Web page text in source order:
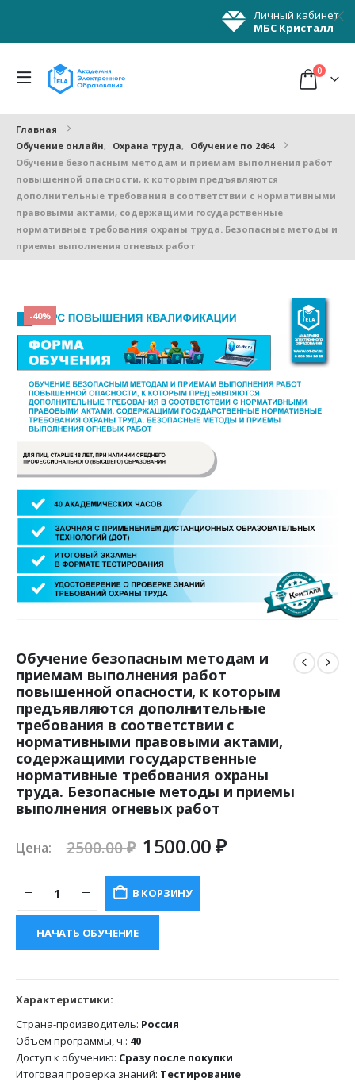
Личный кабинет
МБС Кристалл
0
Главная
Обучение онлайн, Охрана труда, Обучение по 2464
Обучение безопасным методам и приемам выполнения работ
повышенной опасности, к которым предъявляются
дополнительные требования в соответствии с нормативными
правовыми актами, содержащими государственные
нормативные требования охраны труда. Безопасные методы и
приемы выполнения огневых работ
-40%
Обучение безопасным методам и
приемам выполнения работ
повышенной опасности, к которым
предъявляются дополнительные
требования в соответствии с
нормативными правовыми актами,
содержащими государственные
нормативные требования охраны
труда. Безопасные методы и приемы
выполнения огневых работ
Цена: 2500.00₽ Первоначальная
составляла
2500.00 ₽.
1500.00₽Текущая
В КОРЗИНУ
НАЧАТЬ ОБУЧЕНИЕ
Характеристики:
Страна-производитель: Россия
Объём программы, ч.: 40
Доступ к обучению: Сразу после покупки
Итоговая проверка знаний: Тестирование